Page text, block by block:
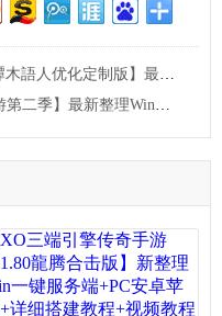
手工服务端+管理后台+CDK授权后台+安卓苹果双端+详细搭建教程
端+PC客户端+GM工具+全套源码+详细搭建教程